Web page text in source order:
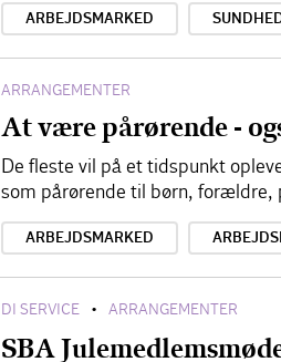
ARBEJDSMARKED
ARRANGEMENTER
At være pårørende -
De fleste vil på et tidspunkt
som pårørende til børn,
ARBEJDSMARKED
DI SERVICE • ARRANGEMENTER
SBA